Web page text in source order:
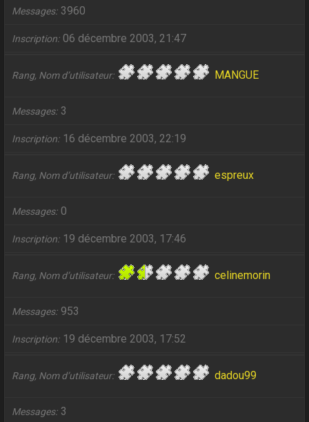
Messages 3960
Inscription 06 décembre 2003, 21:47
Rang, Nom d’utilisateur MANGUE
Messages 3
Inscription 16 décembre 2003, 22:19
Rang, Nom d’utilisateur espreux
Messages 0
Inscription 19 décembre 2003, 17:46
Rang, Nom d’utilisateur celinemorin
Messages 953
Inscription 19 décembre 2003, 17:52
Rang, Nom d’utilisateur dadou99
Messages 3